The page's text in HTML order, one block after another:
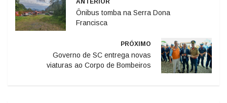
Ônibus tomba na Serra Dona
Francisca
PRÓXIMO
Governo de SC entrega novas
viaturas ao Corpo de Bombeiros